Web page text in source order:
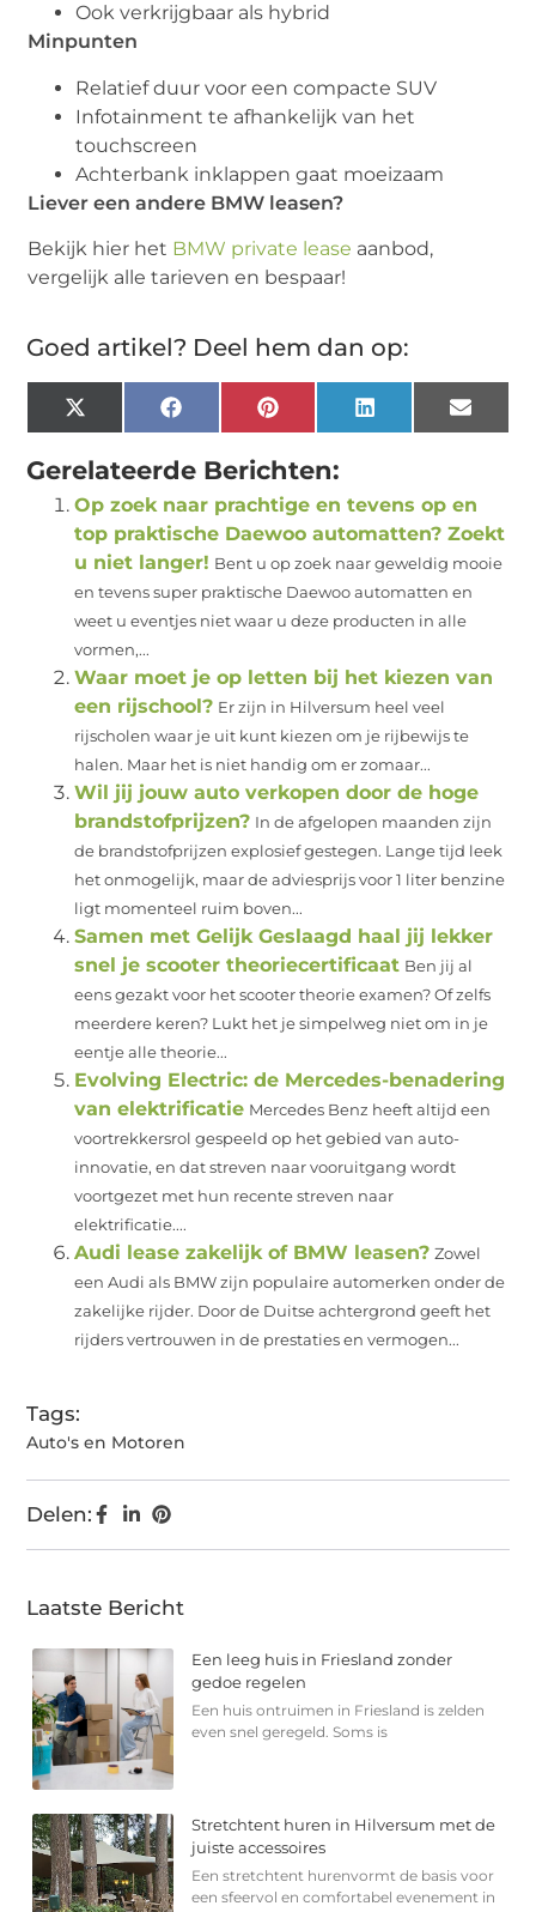
Ook verkrijgbaar als hybrid
Minpunten
Relatief duur voor een compacte SUV
Infotainment te afhankelijk van het
touchscreen
Achterbank inklappen gaat moeizaam
Liever een andere BMW leasen?
Bekijk hier het BMW private lease aanbod,
vergelijk alle tarieven en bespaar!
Goed artikel? Deel hem dan op:
X
(Twitter)
FacebookPinterest LinkedIn Email
Gerelateerde Berichten:
Op zoek naar prachtige en tevens op en
top praktische Daewoo automatten? Zoekt
u niet langer! Bent u op zoek naar geweldig mooie
en tevens super praktische Daewoo automatten en
weet u eventjes niet waar u deze producten in alle
vormen,...
Waar moet je op letten bij het kiezen van
een rijschool? Er zijn in Hilversum heel veel
rijscholen waar je uit kunt kiezen om je rijbewijs te
halen. Maar het is niet handig om er zomaar...
Wil jij jouw auto verkopen door de hoge
brandstofprijzen? In de afgelopen maanden zijn
de brandstofprijzen explosief gestegen. Lange tijd leek
het onmogelijk, maar de adviesprijs voor 1 liter benzine
ligt momenteel ruim boven...
Samen met Gelijk Geslaagd haal jij lekker
snel je scooter theoriecertificaat Ben jij al
eens gezakt voor het scooter theorie examen? Of zelfs
meerdere keren? Lukt het je simpelweg niet om in je
eentje alle theorie...
Evolving Electric: de Mercedes-benadering
van elektrificatie Mercedes Benz heeft altijd een
voortrekkersrol gespeeld op het gebied van auto-
innovatie, en dat streven naar vooruitgang wordt
voortgezet met hun recente streven naar
elektrificatie....
Audi lease zakelijk of BMW leasen? Zowel
een Audi als BMW zijn populaire automerken onder de
zakelijke rijder. Door de Duitse achtergrond geeft het
rijders vertrouwen in de prestaties en vermogen...
Tags:
Auto's en Motoren
Delen:
Laatste Bericht
Een leeg huis in Friesland zonder
gedoe regelen
Een huis ontruimen in Friesland is zelden
even snel geregeld. Soms is
Stretchtent huren in Hilversum met de
juiste accessoires
Een stretchtent hurenvormt de basis voor
een sfeervol en comfortabel evenement in